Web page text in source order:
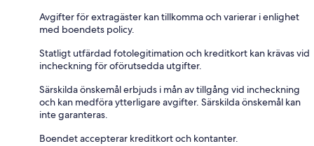
Avgifter för extragäster kan tillkomma och varierar i enlighet
med boendets policy.
Statligt utfärdad fotolegitimation och kreditkort kan krävas vid
incheckning för oförutsedda utgifter.
Särskilda önskemål erbjuds i mån av tillgång vid incheckning
och kan medföra ytterligare avgifter. Särskilda önskemål kan
inte garanteras.
Boendet accepterar kreditkort och kontanter.